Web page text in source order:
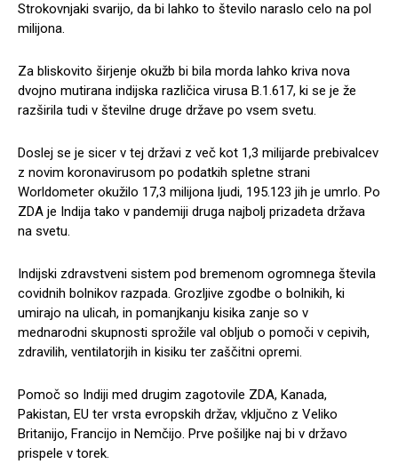
Strokovnjaki svarijo, da bi lahko to število naraslo celo na pol
milijona.
Za bliskovito širjenje okužb bi bila morda lahko kriva nova
dvojno mutirana indijska različica virusa B.1.617, ki se je že
razširila tudi v številne druge države po vsem svetu.
Doslej se je sicer v tej državi z več kot 1,3 milijarde prebivalcev
z novim koronavirusom po podatkih spletne strani
Worldometer okužilo 17,3 milijona ljudi, 195.123 jih je umrlo. Po
ZDA je Indija tako v pandemiji druga najbolj prizadeta država
na svetu.
Indijski zdravstveni sistem pod bremenom ogromnega števila
covidnih bolnikov razpada. Grozljive zgodbe o bolnikih, ki
umirajo na ulicah, in pomanjkanju kisika zanje so v
mednarodni skupnosti sprožile val obljub o pomoči v cepivih,
zdravilih, ventilatorjih in kisiku ter zaščitni opremi.
Pomoč so Indiji med drugim zagotovile ZDA, Kanada,
Pakistan, EU ter vrsta evropskih držav, vključno z Veliko
Britanijo, Francijo in Nemčijo. Prve pošiljke naj bi v državo
prispele v torek.